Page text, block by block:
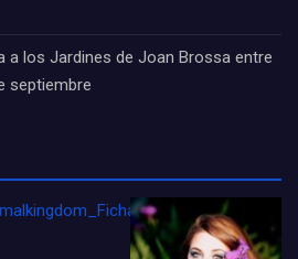
a los Jardines de Joan Brossa entre
septiembre